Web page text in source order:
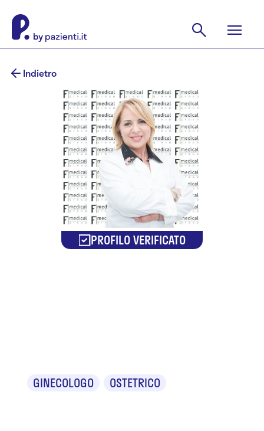
Indietro
PROFILO VERIFICATO
GINECOLOGO OSTETRICO